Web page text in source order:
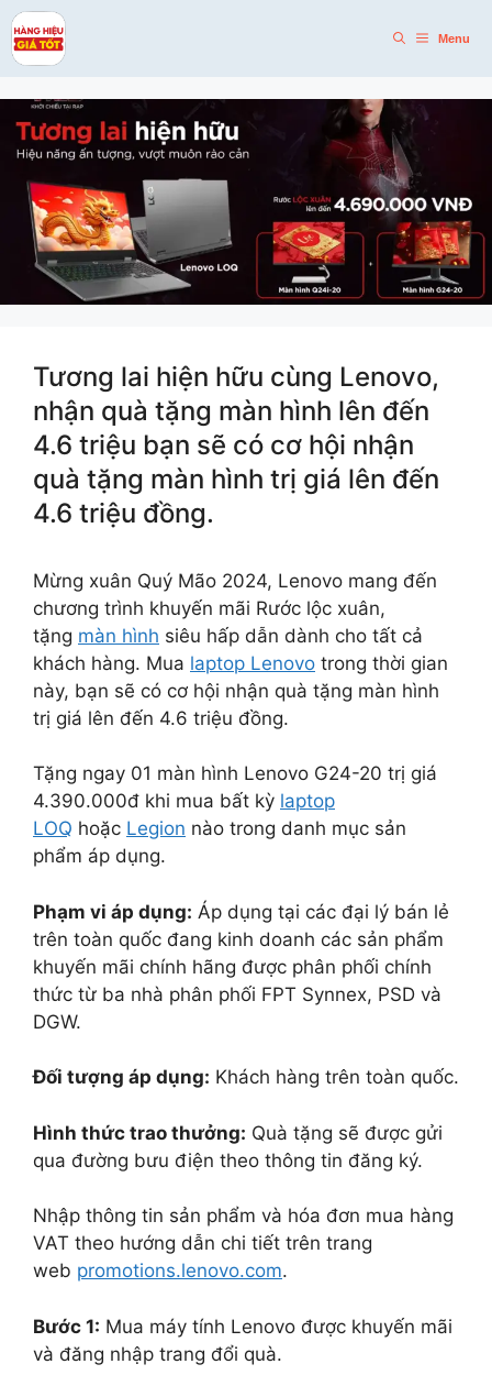
Skip
to
content
Menu
Tương lai hiện hữu cùng Lenovo,
nhận quà tặng màn hình lên đến
4.6 triệu bạn sẽ có cơ hội nhận
quà tặng màn hình trị giá lên đến
4.6 triệu đồng.
Mừng xuân Quý Mão 2024, Lenovo mang đến
chương trình khuyến mãi Rước lộc xuân,
tặng màn hình siêu hấp dẫn dành cho tất cả
khách hàng. Mua laptop Lenovo trong thời gian
này, bạn sẽ có cơ hội nhận quà tặng màn hình
trị giá lên đến 4.6 triệu đồng.
Tặng ngay 01 màn hình Lenovo G24-20 trị giá
4.390.000đ khi mua bất kỳ laptop
LOQ hoặc Legion nào trong danh mục sản
phẩm áp dụng.
Phạm vi áp dụng: Áp dụng tại các đại lý bán lẻ
trên toàn quốc đang kinh doanh các sản phẩm
khuyến mãi chính hãng được phân phối chính
thức từ ba nhà phân phối FPT Synnex, PSD và
DGW.
Đối tượng áp dụng: Khách hàng trên toàn quốc.
Hình thức trao thưởng: Quà tặng sẽ được gửi
qua đường bưu điện theo thông tin đăng ký.
Nhập thông tin sản phẩm và hóa đơn mua hàng
VAT theo hướng dẫn chi tiết trên trang
web promotions.lenovo.com.
Bước 1: Mua máy tính Lenovo được khuyến mãi
và đăng nhập trang đổi quà.